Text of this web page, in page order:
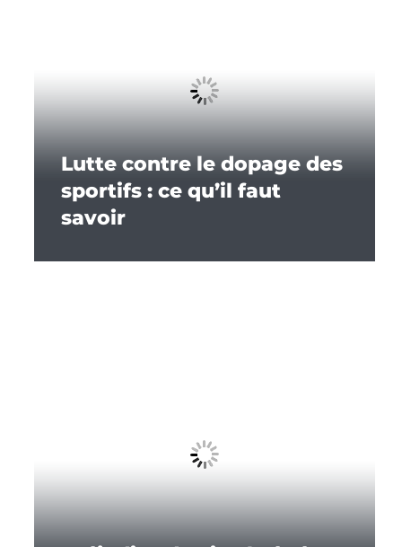
Lutte contre le dopage des
sportifs : ce qu’il faut
savoir